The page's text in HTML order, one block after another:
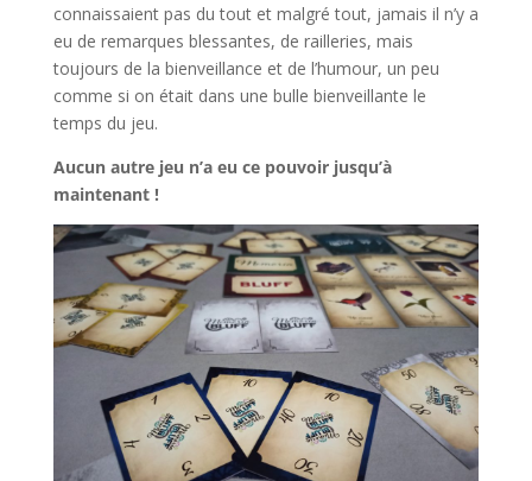
connaissaient pas du tout et malgré tout, jamais il n’y a
eu de remarques blessantes, de railleries, mais
toujours de la bienveillance et de l’humour, un peu
comme si on était dans une bulle bienveillante le
temps du jeu.
Aucun autre jeu n’a eu ce pouvoir jusqu’à
maintenant !